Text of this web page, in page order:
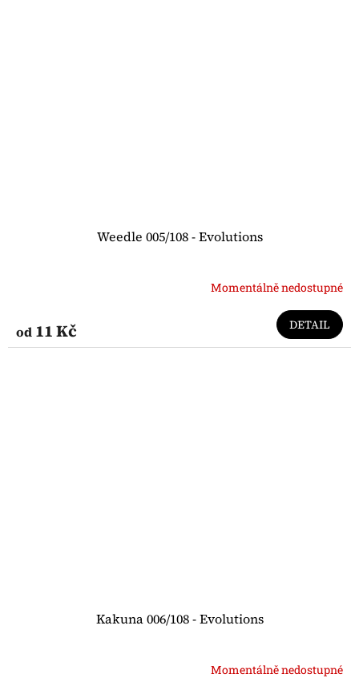
Weedle 005/108 - Evolutions
Momentálně nedostupné
od 11 Kč DETAIL
Kakuna 006/108 - Evolutions
Momentálně nedostupné